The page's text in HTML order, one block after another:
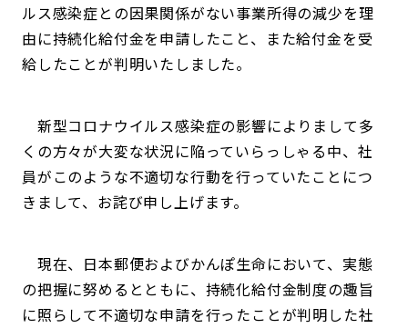
ルス感染症との因果関係がない事業所得の減少を理
由に持続化給付金を申請したこと、また給付金を受
給したことが判明いたしました。
新型コロナウイルス感染症の影響によりまして多
くの方々が大変な状況に陥っていらっしゃる中、社
員がこのような不適切な行動を行っていたことにつ
きまして、お詫び申し上げます。
現在、日本郵便およびかんぽ生命において、実態
の把握に努めるとともに、持続化給付金制度の趣旨
に照らして不適切な申請を行ったことが判明した社